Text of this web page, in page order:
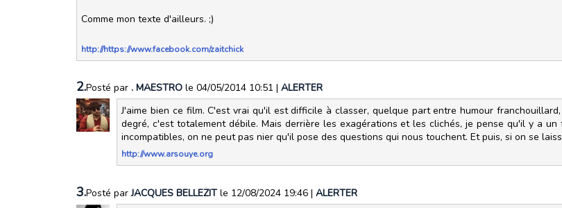
Comme mon texte d'ailleurs. ;)
http://https://www.facebook.com/zaitchick
2.Posté par . MAESTRO le 04/05/2014 10:51 | ALERTER
J'aime bien ce film. C'est vrai qu'il est difficile à classer, quelque part entre humour
degré, c'est totalement débile. Mais derrière les exagérations et les clichés, je pense qu'il y a
incompatibles, on ne peut pas nier qu'il pose des questions qui nous touchent. Et puis, si on se
http://www.arsouye.org
3.Posté parJACQUES BELLEZITle 12/08/2024 19:46 | ALERTER